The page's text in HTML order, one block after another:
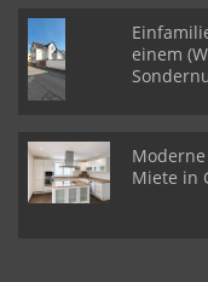
einem
Miete in